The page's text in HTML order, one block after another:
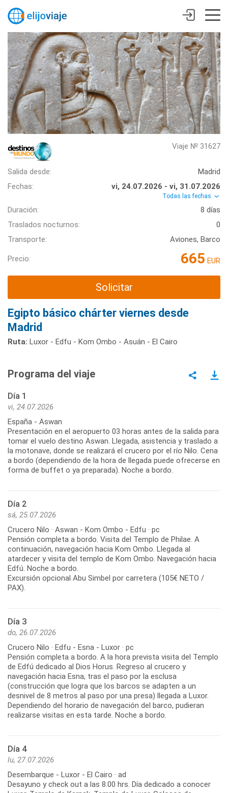
Viaje № 31627
Salida desde:
Madrid
Fechas:
vi, 24.07.2026 - vi, 31.07.2026
Todas las fechas
Duración:
8 días
Traslados nocturnos:
0
Transporte:
Aviones, Barco
Precio: 665 EUR
Solicitar
Egipto básico chárter viernes desde
Madrid
Ruta: Luxor - Edfu - Kom Ombo - Asuán - El Cairo
Programa del viaje
Día 1
vi, 24.07.2026
España - Aswan
Presentación en el aeropuerto 03 horas antes de la salida para
tomar el vuelo destino Aswan. Llegada, asistencia y traslado a
la motonave, donde se realizará el crucero por el río Nilo. Cena
a bordo (dependiendo de la hora de llegada puede ofrecerse en
forma de buffet o ya preparada). Noche a bordo.
Día 2
sá, 25.07.2026
Crucero Nilo · Aswan - Kom Ombo - Edfu · pc
Pensión completa a bordo. Visita del Templo de Philae. A
continuación, navegación hacia Kom Ombo. Llegada al
atardecer y visita del templo de Kom Ombo. Navegación hacia
Edfú. Noche a bordo.
Excursión opcional Abu Simbel por carretera (105€ NETO /
Día 3
do, 26.07.2026
Crucero Nilo · Edfu - Esna - Luxor · pc
Pensión completa a bordo. A la hora prevista visita del Templo
de Edfú dedicado al Dios Horus. Regreso al crucero y
navegación hacia Esna, tras el paso por la esclusa
(construcción que logra que los barcos se adapten a un
desnivel de 8 metros al paso por una presa) llegada a Luxor.
Dependiendo del horario de navegación del barco, pudieran
Día 4
lu, 27.07.2026
Desembarque - Luxor - El Cairo · ad
Desayuno y check out a las 8.00 hrs. Día dedicado a conocer